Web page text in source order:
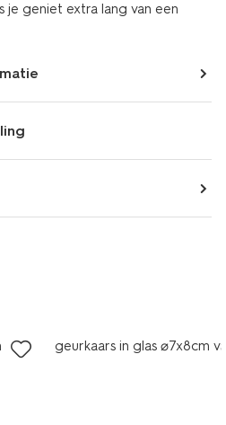
je geniet extra lang van een
geurkaars in glas ⌀7x8cm